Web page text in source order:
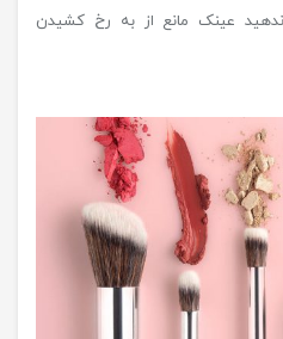
عینک مانع از به رخ کشیدن